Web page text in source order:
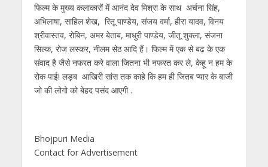
फिल्म के मुख्य कलाकारों में आनंद देव मिश्रा के साथ अर्चना सिंह,
अभिलाषा, साहिल शेख, रितू पाण्डेय, संजय वर्मा, हीरा यादव, विनय
श्रीवास्तव, रोबिन, अमर बेताब, माधुरी पाण्डेय, जीतू शुक्ला, संजना
सिल्क, रोज लस्कर, नीलम सेठ आदि हैं। फिल्म में एक से बढ़ के एक
संवाद है जैसे नफरत करे वाला जितना भी नफरत कर ले, केहू न हम के
रोक पाई! लड़ब आखिरी सांस तक काहे कि हम ही जितब प्यार के बाजी
जो की लोगो को बेहद पसंद आएगी .
Bhojpuri Media
Contact for Advertisement